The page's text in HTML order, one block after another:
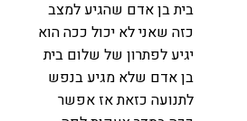
בית בן אדם שהגיע למצב
כזה שאני לא יכול ככה הוא
יגיע לפתרון של שלום בית
בן אדם שלא מגיע בנפש
לתנועה כזאת אז אפשר